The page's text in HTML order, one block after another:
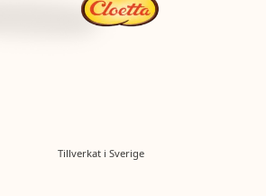
Tillverkat i Sverige